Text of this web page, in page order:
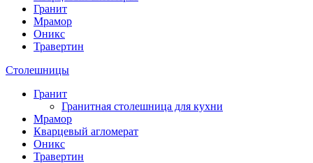
Гранит
Мрамор
Оникс
Травертин
Столешницы
Гранит
Гранитная столешница для кухни
Мрамор
Кварцевый агломерат
Оникс
Травертин